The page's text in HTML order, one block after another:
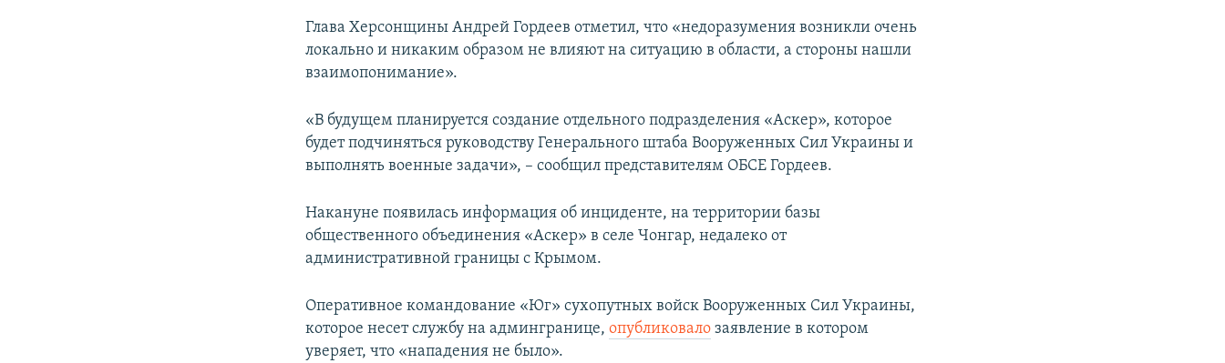
Глава Херсонщины Андрей Гордеев отметил, что «недоразумения возникли очень
локально и никаким образом не влияют на ситуацию в области, а стороны нашли
взаимопонимание».
«В будущем планируется создание отдельного подразделения «Аскер», которое
будет подчиняться руководству Генерального штаба Вооруженных Сил Украины и
выполнять военные задачи», – сообщил представителям ОБСЕ Гордеев.
Накануне появилась информация об инциденте, на территории базы
общественного объединения «Аскер» в селе Чонгар, недалеко от
административной границы с Крымом.
Оперативное командование «Юг» сухопутных войск Вооруженных Сил Украины,
которое несет службу на админгранице,опубликовало заявление в котором
уверяет, что «нападения не было».